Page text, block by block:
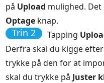
på Upload mulighed.
Optage knap.
Trin 2 Tapping
Derfra skal du kigge
trykke på den for at
skal du trykke på Juster